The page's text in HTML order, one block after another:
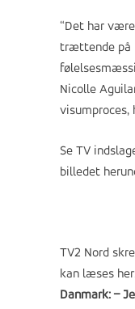
“Det har
trættende på
Nicolle
visumproces,
Se TV
billedet
TV2 Nord
kan læses
Danmark: –